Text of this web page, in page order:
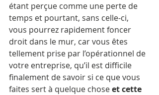
étant perçue comme une perte de
temps et pourtant, sans celle-ci,
vous pourrez rapidement foncer
droit dans le mur, car vous êtes
tellement prise par l’opérationnel de
votre entreprise, qu’il est difficile
finalement de savoir si ce que vous
faites sert à quelque chose et cette